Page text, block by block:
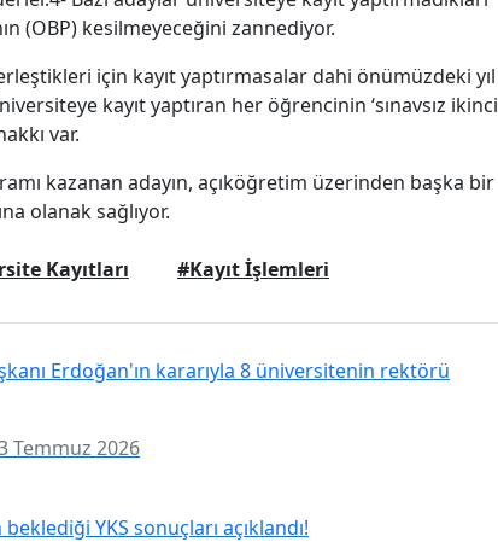
(OBP) kesilmeyeceğini zannediyor.
için kayıt yaptırmasalar dahi önümüzdeki yıl
kayıt yaptıran her öğrencinin ‘sınavsız ikinci
var.
kazanan adayın, açıköğretim üzerinden başka bir
olanak sağlıyor.
Kayıtları #Kayıt İşlemleri
Erdoğan'ın kararıyla 8 üniversitenin rektörü
Temmuz 2026
YKS sonuçları açıklandı!